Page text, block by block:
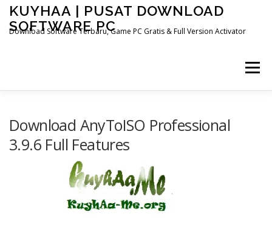
Skip
content
KUYHAA | PUSAT DOWNLOAD
SOFTWARE PC
Download Software Terbaru, Game PC Gratis & Full Version Activator
Menu
OTHER PAGES
Download AnyToISO Professional
3.9.6 Full Features